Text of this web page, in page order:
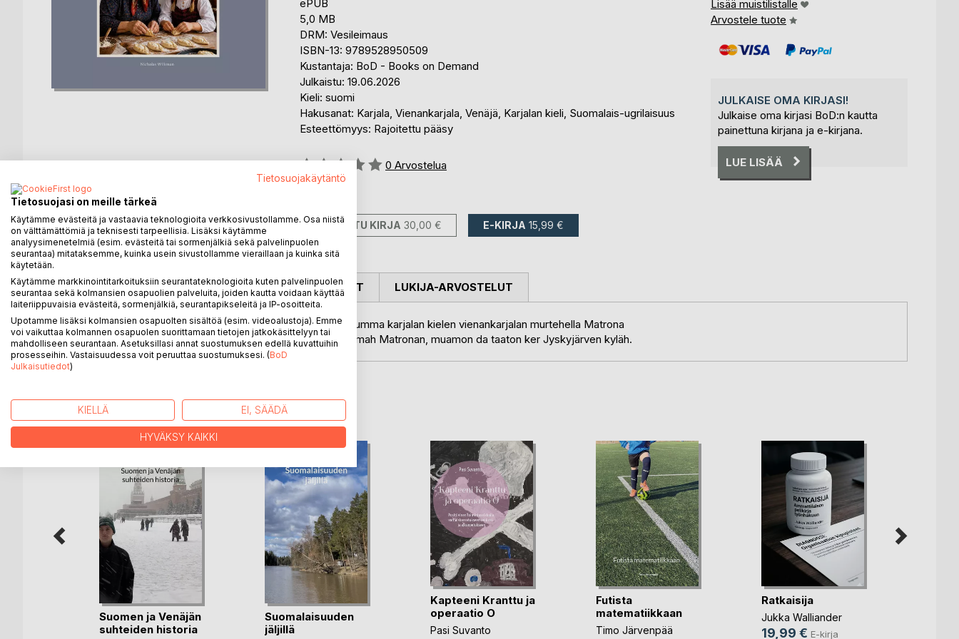
ePUB
5,0 MB
DRM: Vesileimaus
ISBN-13: 9789528950509
Kustantaja: BoD - Books on Demand
Julkaistu: 19.06.2026
Kieli: suomi
Hakusanat: Karjala, Vienankarjala, Venäjä, Karjalan kieli, Suomalais-ugrilaisuus
Esteettömyys: Rajoitettu pääsy
Arvostelu::
0%
0 Arvostelua
PAINETTU KIRJA 30,00 € E-KIRJA 15,99 €
Lisää muistilistalle
Arvostele tuote
JULKAISE OMA KIRJASI!
Julkaise oma kirjasi BoD:n kautta
painettuna kirjana ja e-kirjana.
LUE LISÄÄ
KUVAUS
Lasten muailman ensimmäisessä kirjasarjan osassa tutustumma karjalan kielen vienankarjalan murtehella Matrona
nimisen tytön kesään, ko mummo tulou kesän aikakse asumah Matronan, muamon da taaton ker Jyskyjärven kyläh.
KIRJAILIJA LEHDISTÖARVOSTELUT LUKIJA-ARVOSTELUT
LISÄÄ KIRJOJA BoD:LLA
Suomen ja Venäjän
suhteiden historia
Suomalaisuuden
jäljillä
Kapteeni Kranttu ja
operaatio O
Pasi Suvanto
Futista
matematiikkaan
Timo Järvenpää
Ratkaisija
Jukka Walliander
19,99 € E-kirja
Tietosuojakäytäntö
Tietosuojasi on meille tärkeä
Käytämme evästeitä ja vastaavia teknologioita verkkosivustollamme. Osa niistä
on välttämättömiä ja teknisesti tarpeellisia. Lisäksi käytämme
analyysimenetelmiä (esim. evästeitä tai sormenjälkiä sekä palvelinpuolen
seurantaa) mitataksemme, kuinka usein sivustollamme vieraillaan ja kuinka sitä
käytetään.
Käytämme markkinointitarkoituksiin seurantateknologioita kuten palvelinpuolen
seurantaa sekä kolmansien osapuolien palveluita, joiden kautta voidaan käyttää
laiteriippuvaisia evästeitä, sormenjälkiä, seurantapikseleitä ja IP-osoitteita.
Upotamme lisäksi kolmansien osapuolten sisältöä (esim. videoalustoja). Emme
voi vaikuttaa kolmannen osapuolen suorittamaan tietojen jatkokäsittelyyn tai
mahdolliseen seurantaan. Asetuksillasi annat suostumuksen edellä kuvattuihin
prosesseihin. Vastaisuudessa voit peruuttaa suostumuksesi. (BoD
Julkaisutiedot)
KIELLÄ EI, SÄÄDÄ
HYVÄKSY KAIKKI